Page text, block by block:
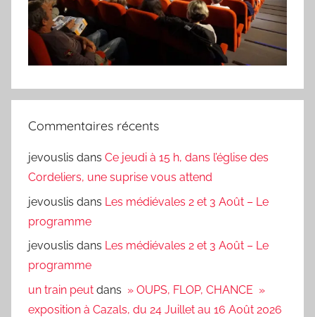
Commentaires récents
jevouslis dans Ce jeudi à 15 h, dans l’église des
Cordeliers, une suprise vous attend
jevouslis dans Les médiévales 2 et 3 Août – Le
programme
jevouslis dans Les médiévales 2 et 3 Août – Le
programme
un train peut dans » OUPS, FLOP, CHANCE »
exposition à Cazals, du 24 Juillet au 16 Août 2026